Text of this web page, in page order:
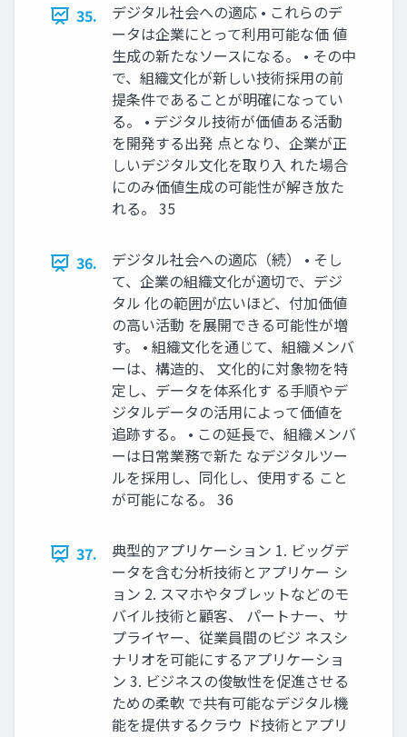
35.
デジタル社会への適応 • これらのデ
ータは企業にとって利用可能な価 値
生成の新たなソースになる。 • その中
で、組織文化が新しい技術採用の前
提条件であることが明確になってい
る。 • デジタル技術が価値ある活動
を開発する出発 点となり、企業が正
しいデジタル文化を取り入 れた場合
にのみ価値生成の可能性が解き放た
れる。 35
36.
デジタル社会への適応（続） • そし
て、企業の組織文化が適切で、デジ
タル 化の範囲が広いほど、付加価値
の高い活動 を展開できる可能性が増
す。 • 組織文化を通じて、組織メンバ
ーは、構造的、 文化的に対象物を特
定し、データを体系化す る手順やデ
ジタルデータの活用によって価値を
追跡する。 • この延長で、組織メンバ
ーは日常業務で新た なデジタルツー
ルを採用し、同化し、使用する こと
が可能になる。 36
37.
典型的アプリケーション 1. ビッグデ
ータを含む分析技術とアプリケー シ
ョン 2. スマホやタブレットなどのモ
バイル技術と顧客、 パートナー、サ
プライヤー、従業員間のビジ ネスシ
ナリオを可能にするアプリケーショ
ン 3. ビジネスの俊敏性を促進させる
ための柔軟 で共有可能なデジタル機
能を提供するクラウ ド技術とアプリ